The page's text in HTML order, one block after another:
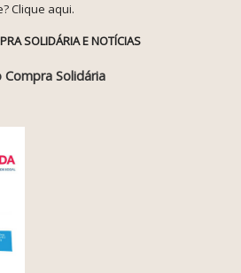
Clique aqui.
SOLIDÁRIA E NOTÍCIAS
Compra Solidária